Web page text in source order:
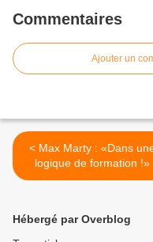
Commentaires
Ajouter un
< Max Marty : «Dans une
logique de formation !»
Hébergé par Overblog